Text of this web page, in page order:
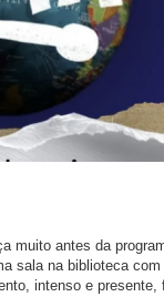
muito antes da
sala na biblioteca
intenso e presente,